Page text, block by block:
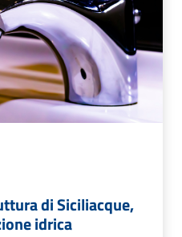
di Siciliacque,
idrica